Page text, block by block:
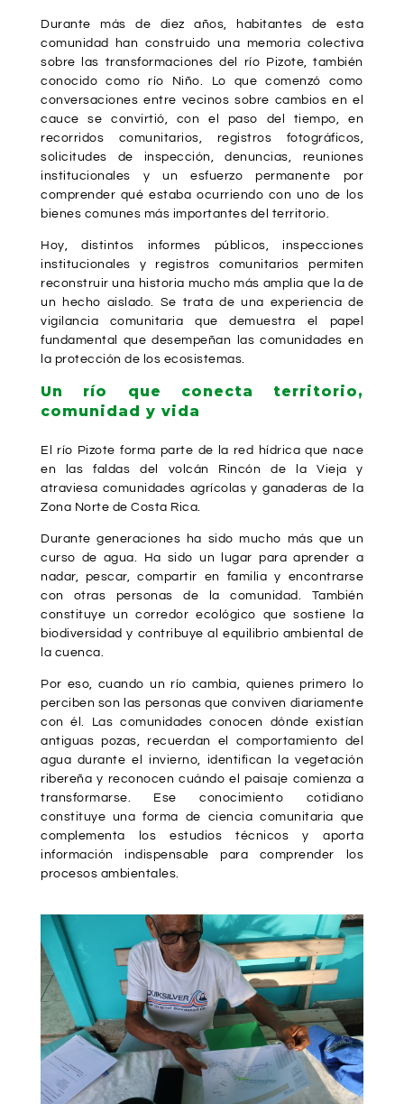
Durante más de diez años, habitantes de esta
comunidad han construido una memoria colectiva
sobre las transformaciones del río Pizote, también
conocido como río Niño. Lo que comenzó como
conversaciones entre vecinos sobre cambios en el
cauce se convirtió, con el paso del tiempo, en
recorridos comunitarios, registros fotográficos,
solicitudes de inspección, denuncias, reuniones
institucionales y un esfuerzo permanente por
comprender qué estaba ocurriendo con uno de los
bienes comunes más importantes del territorio.
Hoy, distintos informes públicos, inspecciones
institucionales y registros comunitarios permiten
reconstruir una historia mucho más amplia que la de
un hecho aislado. Se trata de una experiencia de
vigilancia comunitaria que demuestra el papel
fundamental que desempeñan las comunidades en
la protección de los ecosistemas.
Un río que conecta territorio,
comunidad y vida
El río Pizote forma parte de la red hídrica que nace
en las faldas del volcán Rincón de la Vieja y
atraviesa comunidades agrícolas y ganaderas de la
Zona Norte de Costa Rica.
Durante generaciones ha sido mucho más que un
curso de agua. Ha sido un lugar para aprender a
nadar, pescar, compartir en familia y encontrarse
con otras personas de la comunidad. También
constituye un corredor ecológico que sostiene la
biodiversidad y contribuye al equilibrio ambiental de
la cuenca.
Por eso, cuando un río cambia, quienes primero lo
perciben son las personas que conviven diariamente
con él. Las comunidades conocen dónde existían
antiguas pozas, recuerdan el comportamiento del
agua durante el invierno, identifican la vegetación
ribereña y reconocen cuándo el paisaje comienza a
transformarse. Ese conocimiento cotidiano
constituye una forma de ciencia comunitaria que
complementa los estudios técnicos y aporta
información indispensable para comprender los
procesos ambientales.